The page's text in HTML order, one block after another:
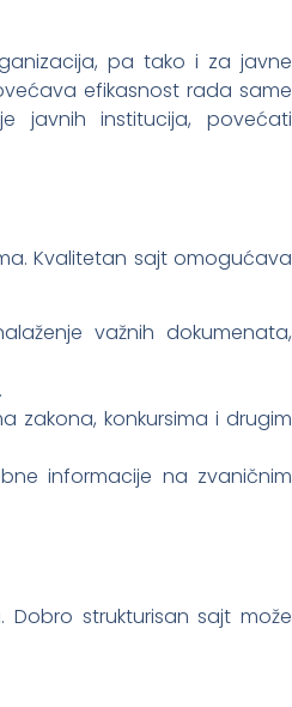
pa tako i za javne
efikasnost rada same
javnih institucija, povećati
Kvalitetan sajt omogućava
važnih dokumenata,
zakona, konkursima i drugim
informacije na zvaničnim
strukturisan sajt može